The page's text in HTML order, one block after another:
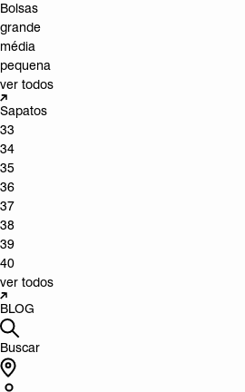
Bolsas
grande
média
pequena
ver todos
Sapatos
33
34
35
36
37
38
39
40
ver todos
BLOG
Buscar